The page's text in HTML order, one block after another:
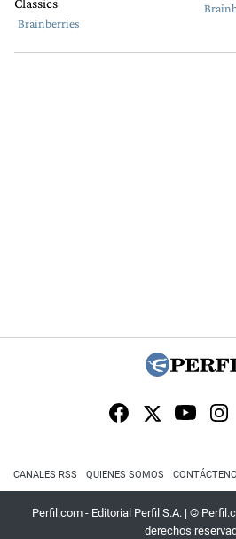
CANALES RSS QUIENES SOMOS
Perfil.com - Editorial Perfil S.A. | ©
derechos